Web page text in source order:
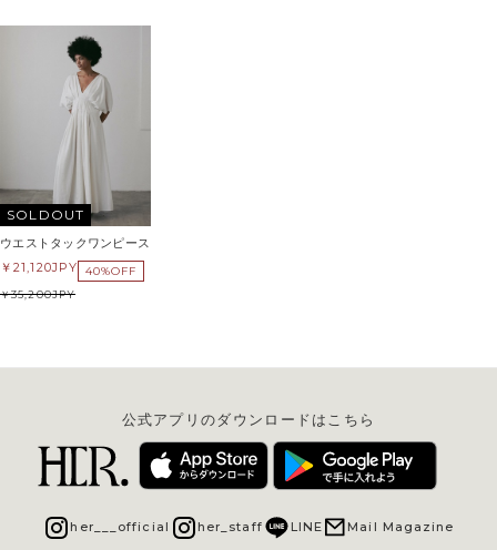
SOLDOUT
ウエストタックワンピース
21,120JPY 40%OFF
35,200JPY
公式アプリのダウンロードはこちら
her___official her_staff LINE Mail Magazine